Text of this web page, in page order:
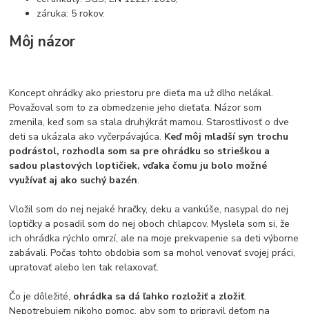
záruka: 5 rokov.
Môj názor
Koncept ohrádky ako priestoru pre dieťa ma už dlho nelákal.
Považoval som to za obmedzenie jeho dieťaťa. Názor som
zmenila, keď som sa stala druhýkrát mamou. Starostlivosť o dve
deti sa ukázala ako vyčerpávajúca. Keď môj mladší syn trochu
podrástol, rozhodla som sa pre ohrádku so strieškou a
sadou plastových loptičiek, vďaka čomu ju bolo možné
využívať aj ako suchý bazén.
Vložil som do nej nejaké hračky, deku a vankúše, nasypal do nej
loptičky a posadil som do nej oboch chlapcov. Myslela som si, že
ich ohrádka rýchlo omrzí, ale na moje prekvapenie sa deti výborne
zabávali. Počas tohto obdobia som sa mohol venovať svojej práci,
upratovať alebo len tak relaxovať.
Čo je dôležité, ohrádka sa dá ľahko rozložiť a zložiť.
Nepotrebujem nikoho pomoc, aby som to pripravil deťom na